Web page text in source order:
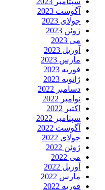
آگوست 2023
جولای 2023
ژوئن 2023
می 2023
آوریل 2023
مارس 2023
فوریه 2023
ژانویه 2023
دسامبر 2022
نوامبر 2022
اکتبر 2022
سپتامبر 2022
آگوست 2022
جولای 2022
ژوئن 2022
می 2022
آوریل 2022
مارس 2022
فوریه 2022